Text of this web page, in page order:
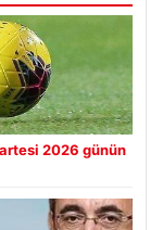
2026 günün